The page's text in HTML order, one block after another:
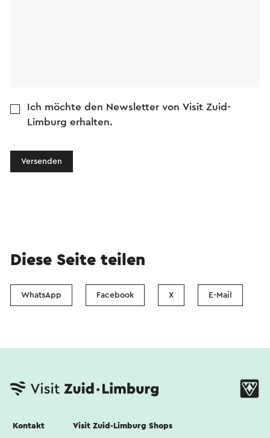
Ich möchte den Newsletter von Visit Zuid-
Limburg erhalten.
Versenden
Diese Seite teilen
WhatsApp Facebook X E-Mail
Kontakt Visit Zuid-Limburg Shops